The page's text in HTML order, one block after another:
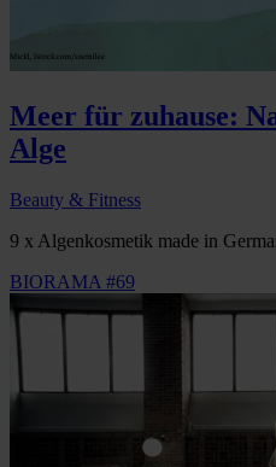
Meer für zuhause:
Alge
Beauty & Fitness
9 x Algenkosmetik made in
BIORAMA #69